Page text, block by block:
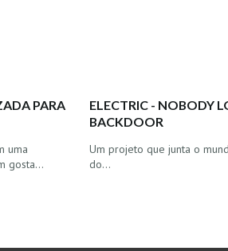
PARA
uma
gosta…
ELECTRIC - NOBODY
BACKDOOR
Um projeto que junta o
do…